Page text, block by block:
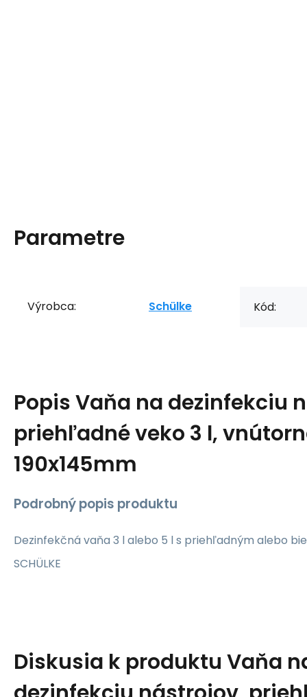
Parametre
Výrobca: Schülke Kód:
PopisVaňa na dezinfekciu
priehľadné veko 3 l,
190x145mm
Podrobný popis produktu
Dezinfekčná vaňa 3 l alebo 5 l s priehľadným alebo
SCHÜLKE
Diskusia k produktu Vaňa